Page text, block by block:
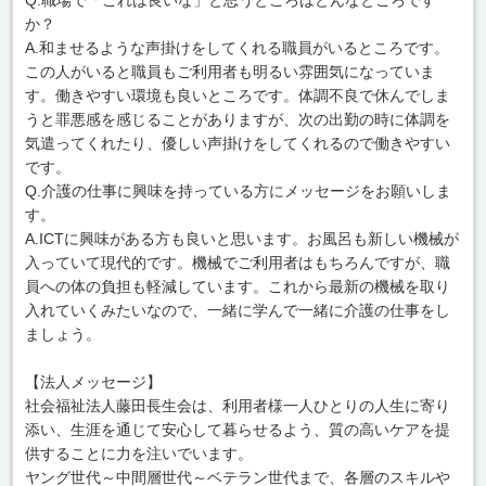
か？
A.和ませるような声掛けをしてくれる職員がいるところです。
この人がいると職員もご利用者も明るい雰囲気になっていま
す。働きやすい環境も良いところです。体調不良で休んでしま
うと罪悪感を感じることがありますが、次の出勤の時に体調を
気遣ってくれたり、優しい声掛けをしてくれるので働きやすい
です。
Q.介護の仕事に興味を持っている方にメッセージをお願いしま
す。
A.ICTに興味がある方も良いと思います。お風呂も新しい機械が
入っていて現代的です。機械でご利用者はもちろんですが、職
員への体の負担も軽減しています。これから最新の機械を取り
入れていくみたいなので、一緒に学んで一緒に介護の仕事をし
ましょう。
【法人メッセージ】
社会福祉法人藤田長生会は、利用者様一人ひとりの人生に寄り
添い、生涯を通じて安心して暮らせるよう、質の高いケアを提
供することに力を注いでいます。
ヤング世代～中間層世代～ベテラン世代まで、各層のスキルや